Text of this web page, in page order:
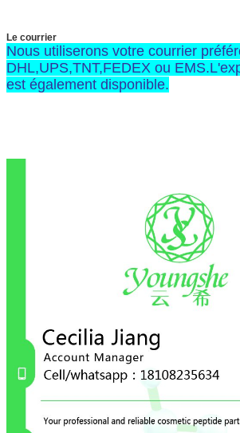
Le courrier
Nous utiliserons votre courrier
DHL,UPS,TNT,FEDEX ou
est également disponible.